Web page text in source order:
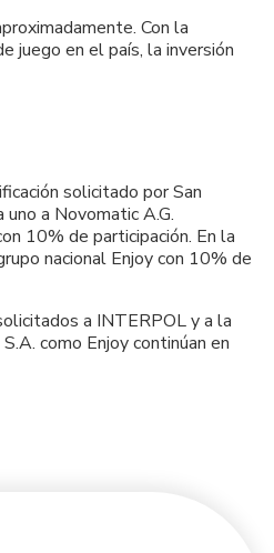
Con la
juego en el país, la inversión
solicitado por San
a Novomatic A.G.
10% de participación. En la
nacional Enjoy con 10% de
a INTERPOL y a la
como Enjoy continúan en